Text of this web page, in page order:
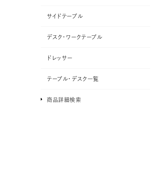
サイドテーブル
デスク・ワークテーブル
ドレッサー
テーブル・デスク一覧
商品詳細検索